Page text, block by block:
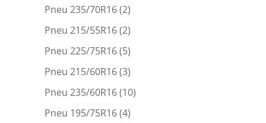
Pneu 235/70R16(2)
Pneu 215/55R16(2)
Pneu 225/75R16(5)
Pneu 215/60R16(3)
Pneu 235/60R16(10)
Pneu 195/75R16(4)